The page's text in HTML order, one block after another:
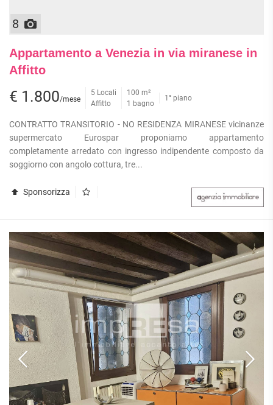
8
Appartamento a Venezia in via miranese in
Affitto
€ 1.800/mese
5 Locali
Affitto
100 m²
1 bagno
1° piano
CONTRATTO TRANSITORIO - NO RESIDENZA MIRANESE vicinanze
supermercato Eurospar proponiamo appartamento
completamente arredato con ingresso indipendente composto da
soggiorno con angolo cottura, tre...
Sponsorizza